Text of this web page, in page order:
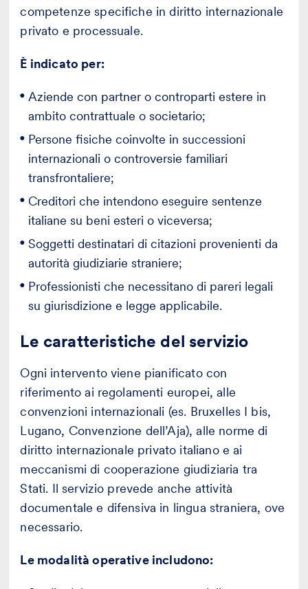
competenze specifiche in diritto internazionale
privato e processuale.
È indicato per:
Aziende con partner o controparti estere in
ambito contrattuale o societario;
Persone fisiche coinvolte in successioni
internazionali o controversie familiari
transfrontaliere;
Creditori che intendono eseguire sentenze
italiane su beni esteri o viceversa;
Soggetti destinatari di citazioni provenienti da
autorità giudiziarie straniere;
Professionisti che necessitano di pareri legali
su giurisdizione e legge applicabile.
Le caratteristiche del servizio
Ogni intervento viene pianificato con
riferimento ai regolamenti europei, alle
convenzioni internazionali (es. Bruxelles I bis,
Lugano, Convenzione dell’Aja), alle norme di
diritto internazionale privato italiano e ai
meccanismi di cooperazione giudiziaria tra
Stati. Il servizio prevede anche attività
documentale e difensiva in lingua straniera, ove
necessario.
Le modalità operative includono: